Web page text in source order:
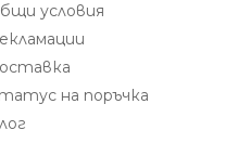
условия
на поръчка